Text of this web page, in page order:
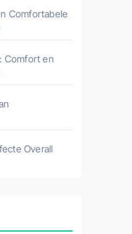
Comfortabele
Comfort en
Overall